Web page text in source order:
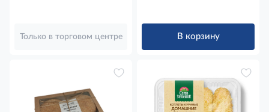
Только в торговом центре В корзину